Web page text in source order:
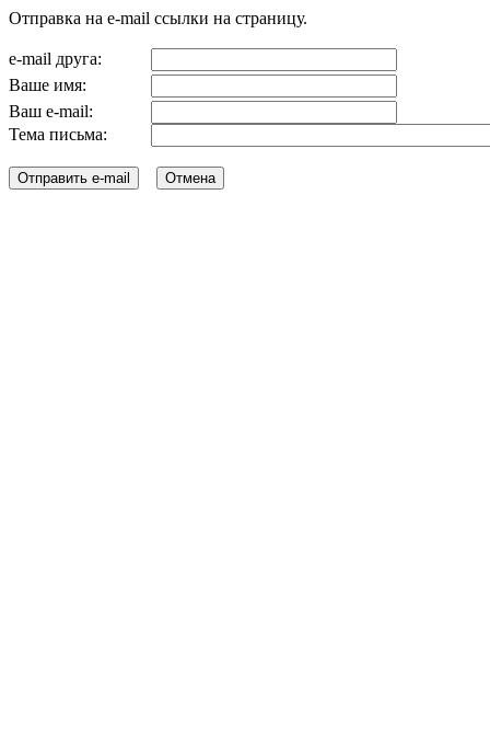
Отправка на e-mail ссылки на страницу.
e-mail друга:
Ваше имя:
Ваш e-mail:
Тема письма: